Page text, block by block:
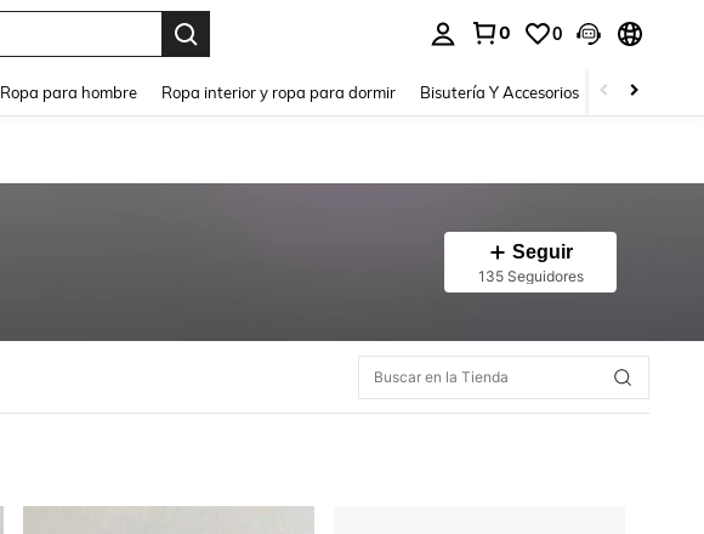
0 0
Ropa para hombre Ropa interior y ropa para dormir Bisutería Y Accesorios Zapatos
Seguir
135 Seguidores